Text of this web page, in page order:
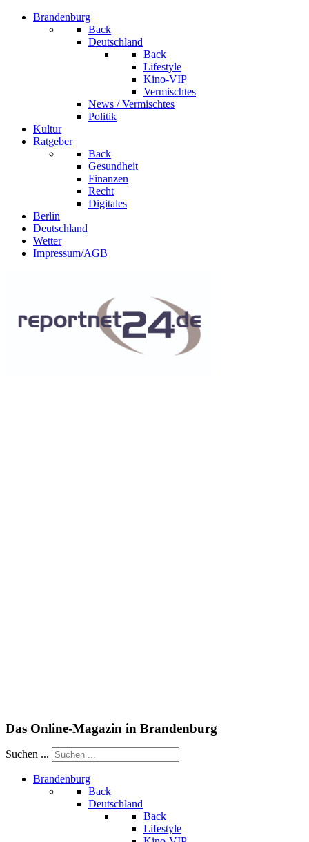
Brandenburg
Back
Deutschland
Back
Lifestyle
Kino-VIP
Vermischtes
News / Vermischtes
Politik
Kultur
Ratgeber
Back
Gesundheit
Finanzen
Recht
Digitales
Berlin
Deutschland
Wetter
Impressum/AGB
Das Online-Magazin in Brandenburg
Suchen ...
Brandenburg
Back
Deutschland
Back
Lifestyle